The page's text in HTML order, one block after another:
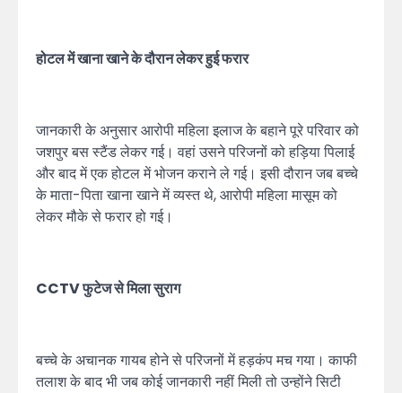
होटल में खाना खाने के दौरान लेकर हुई फरार
जानकारी के अनुसार आरोपी महिला इलाज के बहाने पूरे परिवार को
जशपुर बस स्टैंड लेकर गई। वहां उसने परिजनों को हड़िया पिलाई
और बाद में एक होटल में भोजन कराने ले गई। इसी दौरान जब बच्चे
के माता-पिता खाना खाने में व्यस्त थे, आरोपी महिला मासूम को
लेकर मौके से फरार हो गई।
CCTV फुटेज से मिला सुराग
बच्चे के अचानक गायब होने से परिजनों में हड़कंप मच गया। काफी
तलाश के बाद भी जब कोई जानकारी नहीं मिली तो उन्होंने सिटी